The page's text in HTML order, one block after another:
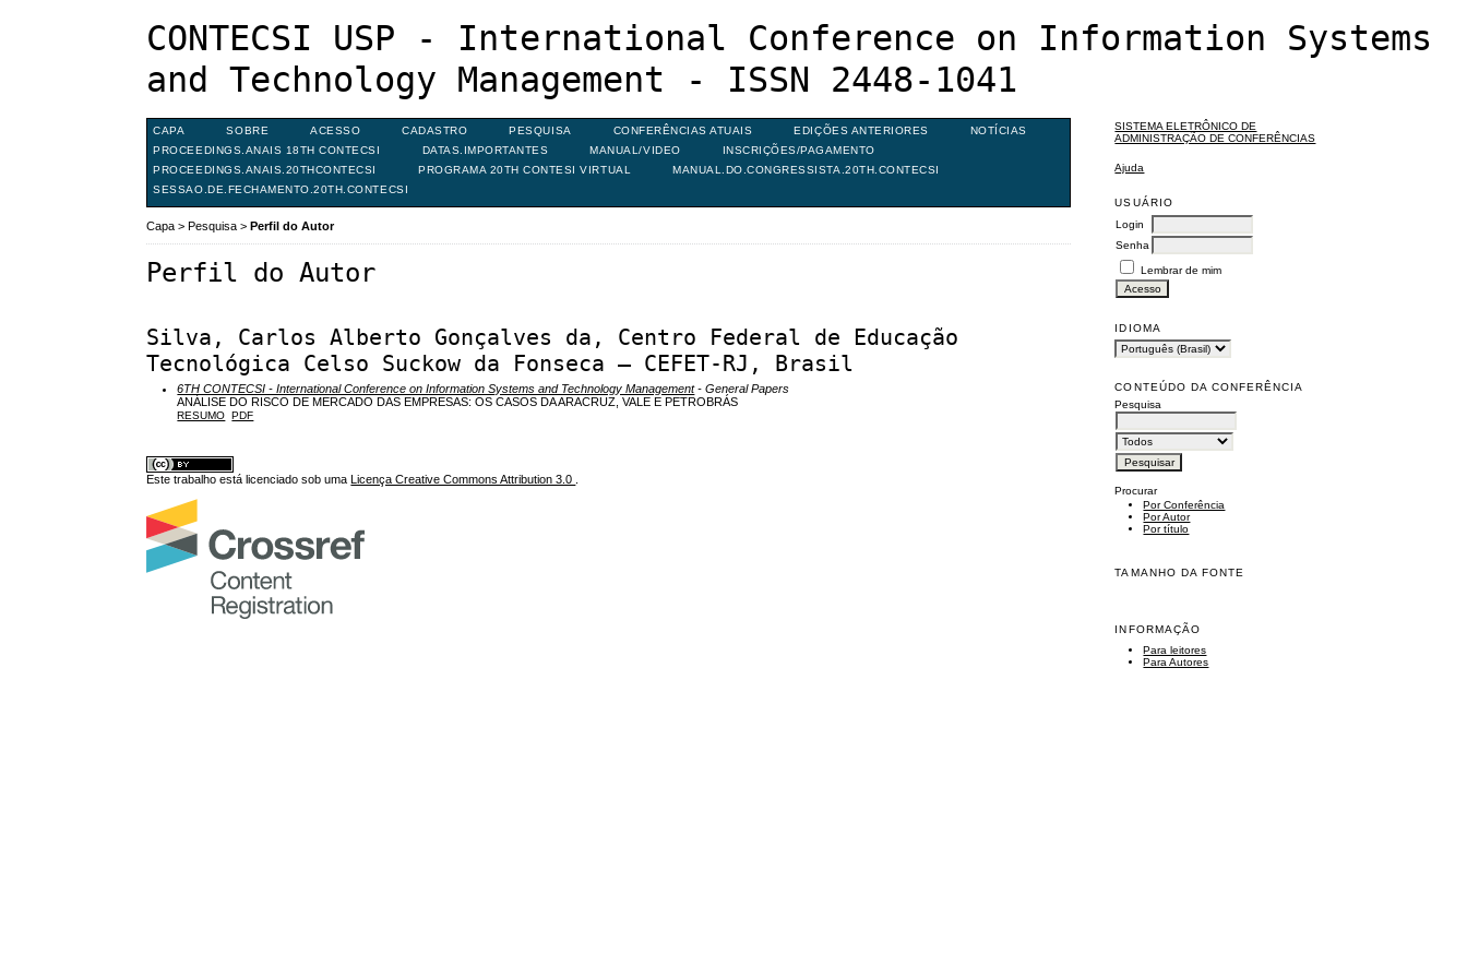
CONTECSI USP - International Conference on Information Systems
and Technology Management - ISSN 2448-1041
SISTEMA ELETRÔNICO DE
ADMINISTRAÇÃO DE CONFERÊNCIAS
Ajuda
USUÁRIO
Login
Senha
Lembrar de mim
IDIOMA
CONTEÚDO DA CONFERÊNCIA
Pesquisa
Procurar
Por Conferência
Por Autor
Por título
TAMANHO DA FONTE
INFORMAÇÃO
Para leitores
Para Autores
CAPA SOBRE ACESSO CADASTRO PESQUISA CONFERÊNCIAS ATUAIS EDIÇÕES ANTERIORES
NOTÍCIAS
PROCEEDINGS.ANAIS 18TH CONTECSI
DATAS.IMPORTANTES MANUAL/VIDEO
INSCRIÇÕES/PAGAMENTO
PROCEEDINGS.ANAIS.20THCONTECSI
PROGRAMA 20TH CONTESI VIRTUAL
MANUAL.DO.CONGRESSISTA.20TH.CONTECSI
SESSAO.DE.FECHAMENTO.20TH.CONTECSI
Capa >Pesquisa >Perfil do Autor
Perfil do Autor
Silva, Carlos Alberto Gonçalves da, Centro Federal de Educação
Tecnológica Celso Suckow da Fonseca – CEFET-RJ, Brasil
6TH CONTECSI - International Conference on Information Systems and Technology Management- General Papers
ANÁLISE DO RISCO DE MERCADO DAS EMPRESAS: OS CASOS DA ARACRUZ, VALE E PETROBRÁS
RESUMO PDF
Este trabalho está licenciado sob uma Licença Creative Commons Attribution 3.0